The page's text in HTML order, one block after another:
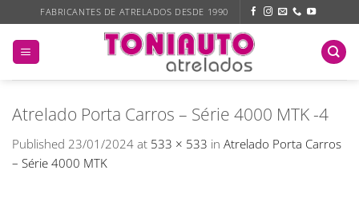
to
content
FABRICANTES DE ATRELADOS DESDE 1990
Atrelado Porta Carros – Série 4000 MTK -4
Published 23/01/2024 at 533 × 533 in Atrelado Porta Carros
– Série 4000 MTK